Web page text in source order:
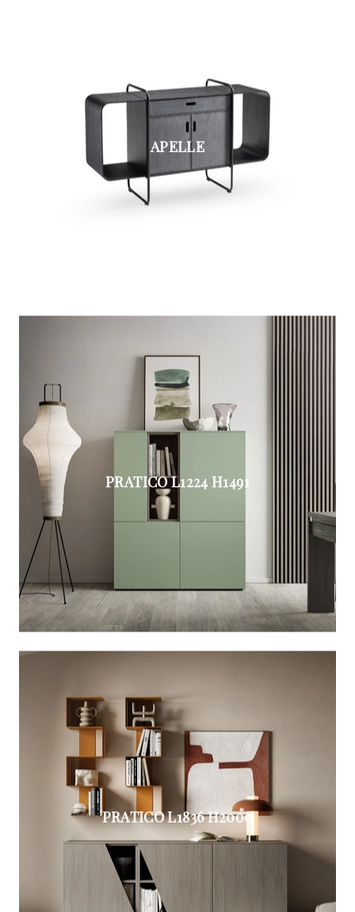
APELLE
PRATICO L1224 H1491
PRATICO L1836 H2000